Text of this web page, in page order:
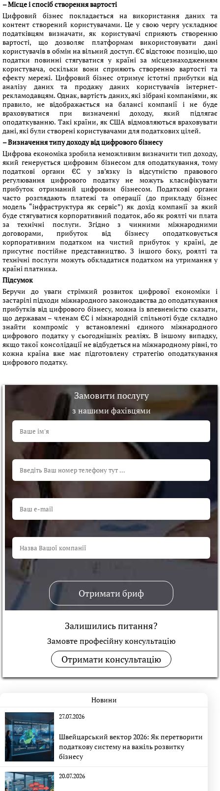
– Місце і спосіб створення вартості
Цифровий бізнес покладається на використання даних та
контент створений користувачами. Це у свою чергу ускладнює
податківцям визначати, як користувачі сприяють створенню
вартості, що дозволяє платформам використовувати дані
користувачів в обмін на вільний доступ. ЄС відстоює позицію, що
податки повинні стягуватися у країні за місцезнаходженням
користувача, оскільки вони сприяють створенню вартості та
ефекту мережі. Цифровий бізнес отримує істотні прибутки від
аналізу даних та продажу даних користувачів інтернет-
рекламодавцям. Однак, вартість даних, які зібрані компаніями, як
правило, не відображається на балансі компанії і не буде
враховуватися при визначенні доходу, який підлягає
оподаткуванню. Такі країни, як США відмовляються враховувати
дані, які були створені користувачами для податкових цілей.
– Визначення типу доходу від цифрового бізнесу
Цифрова економіка зробила неможливим визначити тип доходу,
який генерується цифровим бізнесом для оподаткування, тому
податкові органи ЄС у зв’язку із відсутністю правового
регулювання цифрового податку не можуть класифікувати
прибуток отриманий цифровим бізнесом. Податкові органи
часто розглядають платежі та операції (до прикладу бізнес
модель “інфраструктура як сервіс”) як дохід компанії за який
буде стягуватися корпоративний податок, або як роялті чи плата
за технічні послуги. Згідно з чинними міжнародними
договорами, прибуток від бізнесу оподатковується
корпоративним податком на чистий прибуток у країні, де
присутнє постійне представництво. З іншого боку, роялті та
технічні послуги можуть обкладатися податком на утримання у
країні платника.
Підсумок
Беручи до уваги стрімкий розвиток цифрової економіки і
застарілі підходи міжнародного законодавства до оподаткування
прибутків від цифрового бізнесу, можна із впевненістю сказати,
що державам – членам ЄС і міжнародній спільноті буде складно
знайти компроміс у встановленні єдиного міжнародного
цифрового податку у сьогоднішніх реаліях. В іншому випадку,
якщо такої консолідації не відбудеться на міжнародному рівні, то
кожна країна вже має підготовлену стратегію оподаткування
цифрового податку.
Замовити послугу
з нашими фахівцями
Отримати бриф
Залишились питання?
Замовте професійну консультацiю
Отримати консультацію
Новини
27.07.2026
Швейцарський вектор 2026: Як перетворити
податкову систему на важіль розвитку
бізнесу
20.07.2026